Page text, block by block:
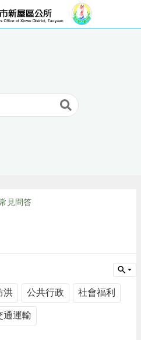
見問答
洪 公共行政 社會福利
通運輸